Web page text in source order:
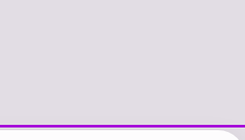
www.betexper.xyz/betci.cobetci